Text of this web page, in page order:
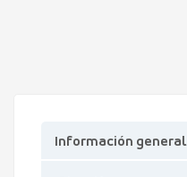
Información general